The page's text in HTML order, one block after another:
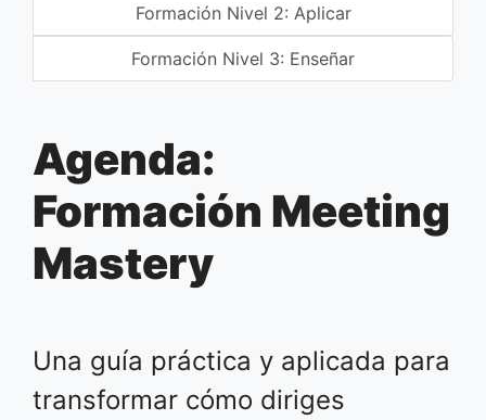
Formación Nivel 2: Aplicar
Formación Nivel 3: Enseñar
Agenda:
Formación Meeting
Mastery
Una guía práctica y aplicada para
transformar cómo diriges